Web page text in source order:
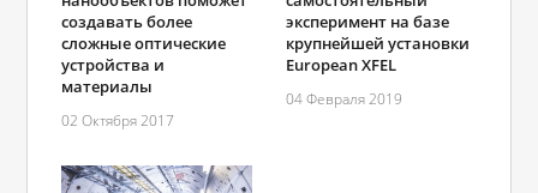
создавать более
сложные оптические
устройства и
материалы
02 Октября 2017
эксперимент на базе
крупнейшей установки
European XFEL
04 Февраля 2019